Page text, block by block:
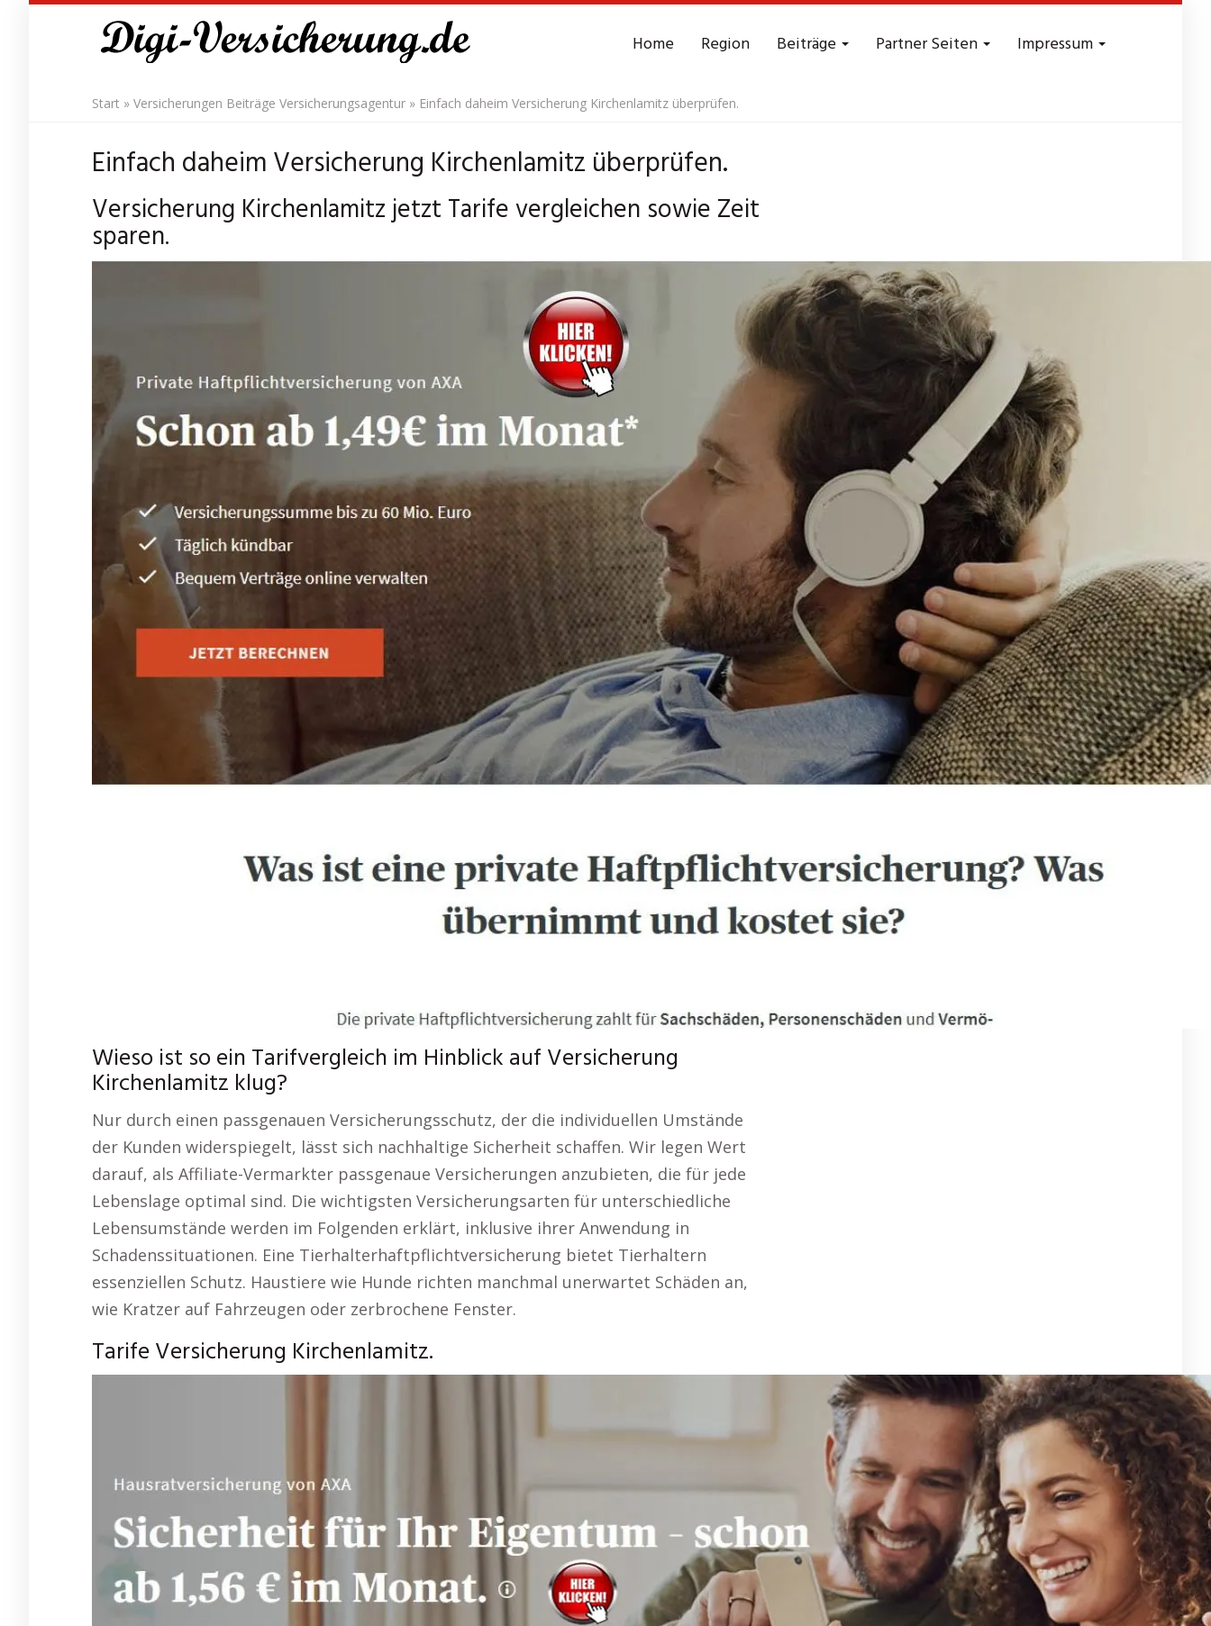
Home Region Beiträge Partner Seiten Impressum
Start » Versicherungen Beiträge Versicherungsagentur » Einfach daheim Versicherung Kirchenlamitz überprüfen.
Einfach daheim Versicherung Kirchenlamitz überprüfen.
Versicherung Kirchenlamitz jetzt Tarife vergleichen sowie Zeit
sparen.
Wieso ist so ein Tarifvergleich im Hinblick auf Versicherung
Kirchenlamitz klug?
Nur durch einen passgenauen Versicherungsschutz, der die individuellen Umstände
der Kunden widerspiegelt, lässt sich nachhaltige Sicherheit schaffen. Wir legen Wert
darauf, als Affiliate-Vermarkter passgenaue Versicherungen anzubieten, die für jede
Lebenslage optimal sind. Die wichtigsten Versicherungsarten für unterschiedliche
Lebensumstände werden im Folgenden erklärt, inklusive ihrer Anwendung in
Schadenssituationen. Eine Tierhalterhaftpflichtversicherung bietet Tierhaltern
essenziellen Schutz. Haustiere wie Hunde richten manchmal unerwartet Schäden an,
wie Kratzer auf Fahrzeugen oder zerbrochene Fenster.
Tarife Versicherung Kirchenlamitz.